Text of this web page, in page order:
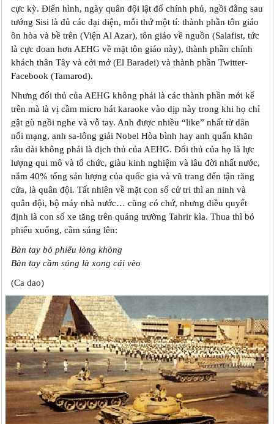
cực kỳ. Điển hình, ngày quân đội lật đổ chính phủ, ngồi đằng sau
tướng Sisi là đủ các đại diện, mỗi thứ một tí: thành phần tôn giáo
ôn hòa và bề trên (Viện Al Azar), tôn giáo về nguồn (Salafist, tức
là cực đoan hơn AEHG về mặt tôn giáo này), thành phần chính
khách thân Tây và cởi mở (El Baradei) và thành phần Twitter-
Facebook (Tamarod).
Nhưng đối thủ của AEHG không phải là các thành phần mới kể
trên mà là vị cầm micro hát karaoke vào dịp này trong khi họ chỉ
gật gù ngồi nghe và vỗ tay. Anh được nhiều “like” nhất từ dân
nối mạng, anh sa-lông giải Nobel Hòa bình hay anh quấn khăn
râu dài không phải là địch thủ của AEHG. Đối thủ của họ là lực
lượng qui mô và tổ chức, giàu kinh nghiệm và lâu đời nhất nước,
nắm 40% tổng sản lượng của quốc gia và vũ trang đến tận răng
cửa, là quân đội. Tất nhiên về mặt con số cử tri thì an ninh và
quân đội, bộ máy nhà nước… cũng có chứ, nhưng điều quyết
định là con số xe tăng trên quảng trường Tahrir kìa. Thua thì bỏ
phiếu xuống, cầm súng lên:
Bàn tay bỏ phiếu lòng khòng
Bàn tay cầm súng là xong cái vèo
(Ca dao)